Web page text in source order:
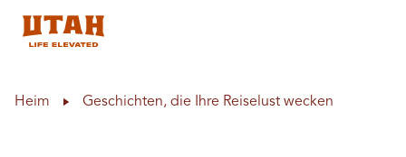
Heim Geschichten, die Ihre Reiselust wecken